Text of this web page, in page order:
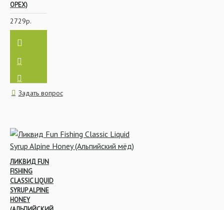
Насадочные
Поводковый материал
Поплавочная ловля
Стимуляторы аппетита
ОРЕХ)
2729р.
Задать вопрос
ЛИКВИД FUN
FISHING
CLASSIC LIQUID
SYRUP ALPINE
HONEY